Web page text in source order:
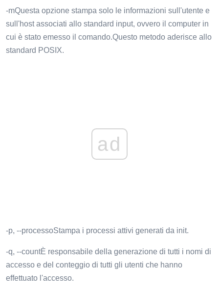
-mQuesta opzione stampa solo le informazioni sull'utente e
sull'host associati allo standard input, ovvero il computer in
cui è stato emesso il comando.Questo metodo aderisce allo
standard POSIX.
ad
-p, --processoStampa i processi attivi generati da init.
-q, --countÈ responsabile della generazione di tutti i nomi di
accesso e del conteggio di tutti gli utenti che hanno
effettuato l'accesso.